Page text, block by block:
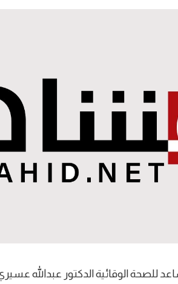
للصحة الوقائية الدكتور عبدالله